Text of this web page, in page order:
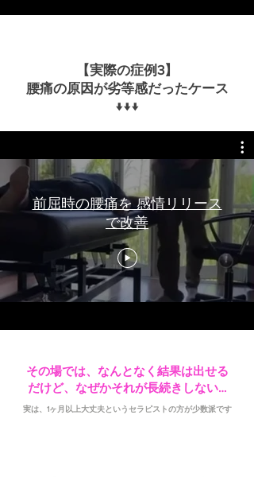
【実際の症例3】
腰痛の原因が劣等感だったケース
​↓↓↓
前屈時の腰痛を 感情リリース
で改善
その場では、なんとなく結果は出せる
​だけど、なぜかそれが長続きしない…
実は、1ヶ月以上大丈夫というセラピストの方が少数派です